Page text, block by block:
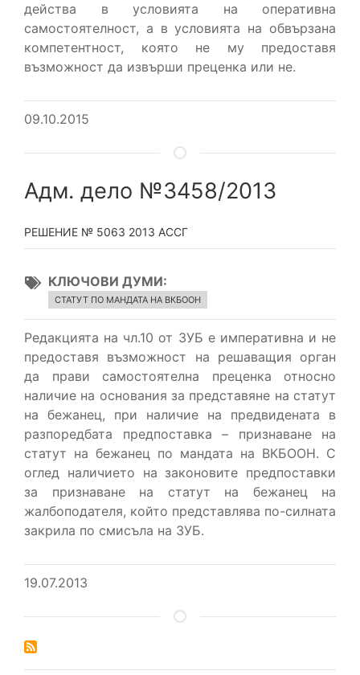
действа в условията на оперативна
самостоятелност, а в условията на обвързана
компетентност, която не му предоставя
възможност да извърши преценка или не.
09.10.2015
Адм. дело №3458/2013
РЕШЕНИЕ № 5063 2013 АССГ
КЛЮЧОВИ ДУМИ
СТАТУТ ПО МАНДАТА НА ВКБООН
Редакцията на чл.10 от ЗУБ е императивна и не
предоставя възможност на решаващия орган
да прави самостоятелна преценка относно
наличие на основания за представяне на статут
на бежанец, при наличие на предвидената в
разпоредбата предпоставка – признаване на
статут на бежанец по мандата на ВКБООН. С
оглед наличието на законовите предпоставки
за признаване на статут на бежанец на
жалбоподателя, който представлява по-силната
закрила по смисъла на ЗУБ.
19.07.2013